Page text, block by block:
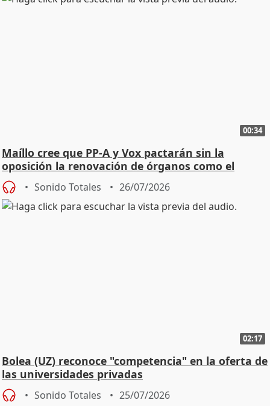
00:34
Maíllo cree que PP-A y Vox pactarán sin la
oposición la renovación de órganos como el
Defensor
Sonido Totales 26/07/2026
02:17
Bolea (UZ) reconoce "competencia" en la oferta de
las universidades privadas
Sonido Totales 25/07/2026